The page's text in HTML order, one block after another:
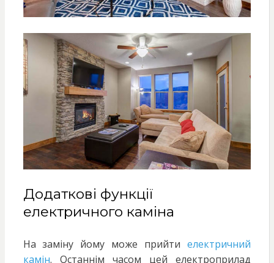
Додаткові функції
електричного каміна
На заміну йому може прийти електричний
камін. Останнім часом цей електроприлад